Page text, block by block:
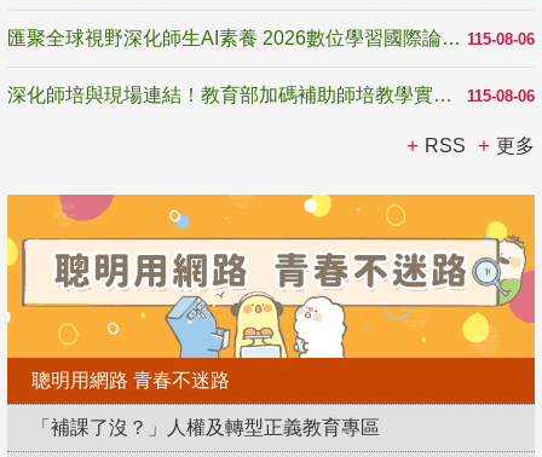
115-08-06
匯聚全球視野深化師生AI素養 2026數位學習國際論壇高雄登場
115-08-06
深化師培與現場連結！教育部加碼補助師培教學實踐研究 10月師培國際研討會交流教學實踐經驗
RSS 更多
聰明用網路 青春不迷路
「補課了沒？」人權及轉型正義教育專區